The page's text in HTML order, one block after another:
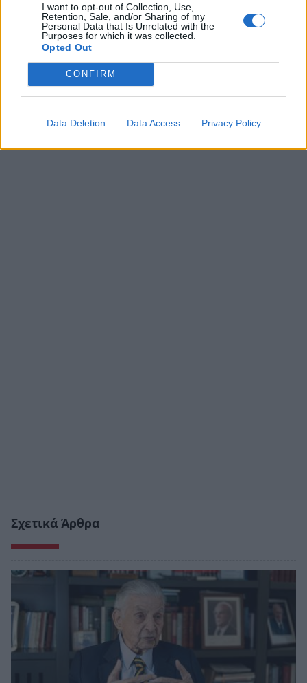
I want to opt-out of Collection, Use,
Retention, Sale, and/or Sharing of my
Personal Data that Is Unrelated with the
Purposes for which it was collected.
Opted Out
CONFIRM
Data Deletion Data Access Privacy Policy
ΜΕΓΑΡΟ ΜΑΞΙΜΟΥ
Σχετικά Άρθρα